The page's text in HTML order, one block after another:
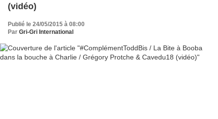
(vidéo)
Publié le 24/05/2015 à 08:00
Par Gri-Gri International